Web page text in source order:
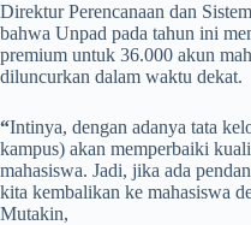
Direktur Perencanaan dan
bahwa Unpad pada tahun ini
premium untuk 36.000 akun
diluncurkan dalam waktu dekat.
“Intinya, dengan adanya tata
kampus) akan memperbaiki
mahasiswa. Jadi, jika ada
kita kembalikan ke mahasiswa
Mutakin,